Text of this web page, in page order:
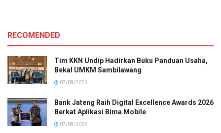
RECOMENDED
Tim KKN Undip Hadirkan Buku Panduan Usaha,
Bekal UMKM Sambilawang
07/08/2026
Bank Jateng Raih Digital Excellence Awards 2026
Berkat Aplikasi Bima Mobile
07/08/2026